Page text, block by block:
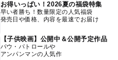
お得いっぱい！2026夏の福袋特集
早い者勝ち！数量限定の人気福袋
発売日や価格、内容を最速でお届け
【子供映画】公開中＆公開予定作品
パウ・パトロールや
アンパンマンの人気作